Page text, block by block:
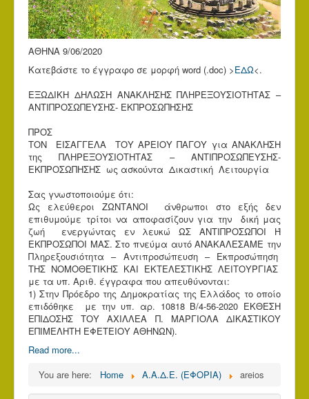
ΑΘΗΝΑ 9/06/2020
Κατεβάστε το έγγραφο σε μορφή word (.doc) >ΕΔΩ<.
ΕΞΩΔΙΚΗ ΔΗΛΩΣΗ ΑΝΑΚΛΗΣΗΣ ΠΛΗΡΕΞΟΥΣΙΟΤΗΤΑΣ –
ΑΝΤΙΠΡΟΣΩΠΕΥΣΗΣ- ΕΚΠΡΟΣΩΠΗΣΗΣ
ΠΡΟΣ
ΤΟΝ ΕΙΣΑΓΓΕΛΑ ΤΟΥ ΑΡΕΙΟΥ ΠΑΓΟΥ για ΑΝΑΚΛΗΣΗ
της ΠΛΗΡΕΞΟΥΣΙΟΤΗΤΑΣ – ΑΝΤΙΠΡΟΣΩΠΕΥΣΗΣ-
ΕΚΠΡΟΣΩΠΗΣΗΣ ως ασκούντα Δικαστική Λειτουργία
Σας γνωστοποιούμε ότι:
Ως ελεύθεροι ΖΩΝΤΑΝΟΙ άνθρωποι στο εξής δεν
επιθυμούμε τρίτοι να αποφασίζουν για την δική μας
ζωή ενεργώντας εν λευκώ ΩΣ ΑΝΤΙΠΡΟΣΩΠΟΙ Ή
ΕΚΠΡΟΣΩΠΟΙ ΜΑΣ. Στο πνεύμα αυτό ΑΝΑΚΑΛΕΣΑΜΕ την
Πληρεξουσιότητα – Αντιπροσώπευση – Εκπροσώπηση
ΤΗΣ ΝΟΜΟΘΕΤΙΚΗΣ ΚΑΙ ΕΚΤΕΛΕΣΤΙΚΗΣ ΛΕΙΤΟΥΡΓΙΑΣ
με τα υπ. Αριθ. έγγραφα που απευθύνονται:
1) Στην Πρόεδρο της Δημοκρατίας της Ελλάδος το οποίο
επιδόθηκε με την υπ. αρ. 10818 Β/4-56-2020 ΕΚΘΕΣΗ
ΕΠΙΔΟΣΗΣ ΤΟΥ ΑΧΙΛΛΕΑ Π. ΜΑΡΓΙΟΛΑ ΔΙΚΑΣΤΙΚΟΥ
ΕΠΙΜΕΛΗΤΗ ΕΦΕΤΕΙΟΥ ΑΘΗΝΩΝ).
Read more...
You are here:
Home Α.Α.Δ.Ε. (ΕΦΟΡΙΑ) areios